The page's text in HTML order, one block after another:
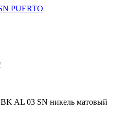
AL 03 SN никель матовый